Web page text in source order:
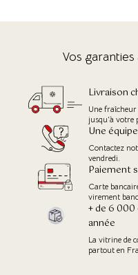
Vos
Livraison
Une fraîcheur
jusqu'à votre
Une
Contactez
vendredi.
Paiement
Carte
virement
+ de 6
année
La vitrine de
partout en